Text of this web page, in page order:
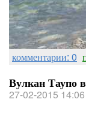
комментарии: 0
Вулкан Таупо
27-02-2015 14:06